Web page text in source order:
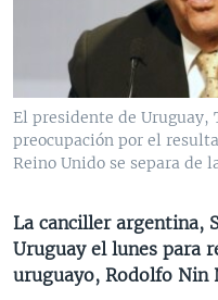
VENEZUELA
BRASIL
NICARAGUA
ECONOMÍA
ENTRETENIMIENTO Y
TECNOLOGÍA
DEPORTES
CIENCIA Y SALUD
MULTIMEDIA
VIDEOS
FOTOGRAFÍA
AUDIOS
PROGRAMAS TV
EL MUNDO AL DÍA
FORO INTERAMERICANO
LAS CLAVES
PANORAMA
RADIO
AVANCE INFORMATIVO
AUDIONOTICIAS
BUENOS DÍAS AMÉRICA
ESTADOS UNIDOS AL DÍA
DIRECT
DOCUMENTALES DE LA VOA
Learning English
SÍGANOS
El presidente de Uruguay,
preocupación por el
Reino Unido se separa de
La canciller argentina,
Uruguay el lunes para
uruguayo, Rodolfo Nin